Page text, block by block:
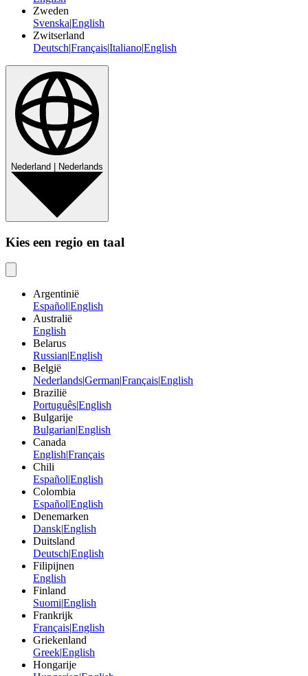
Zweden
Svenska|English
Zwitserland
Deutsch|Français|Italiano|English
Nederland | Nederlands
Kies een regio en taal
Argentinië
Español|English
Australië
English
Belarus
Russian|English
België
Nederlands|German|Français|English
Brazilië
Português|English
Bulgarije
Bulgarian|English
Canada
English|Français
Chili
Español|English
Colombia
Español|English
Denemarken
Dansk|English
Duitsland
Deutsch|English
Filipijnen
English
Finland
Suomi|English
Frankrijk
Français|English
Griekenland
Greek|English
Hongarije